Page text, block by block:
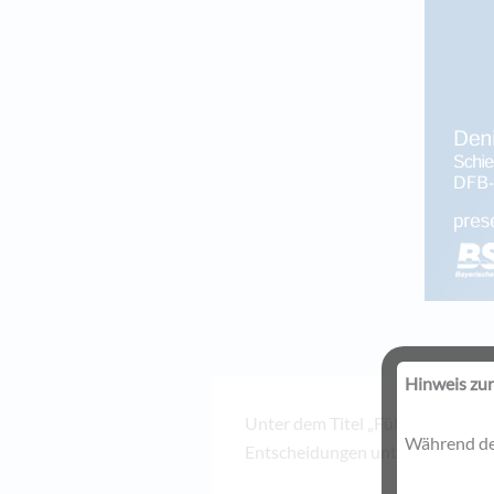
Unter dem Titel „Führen.
Entscheidungen unter Druck,
Hinweis
Während